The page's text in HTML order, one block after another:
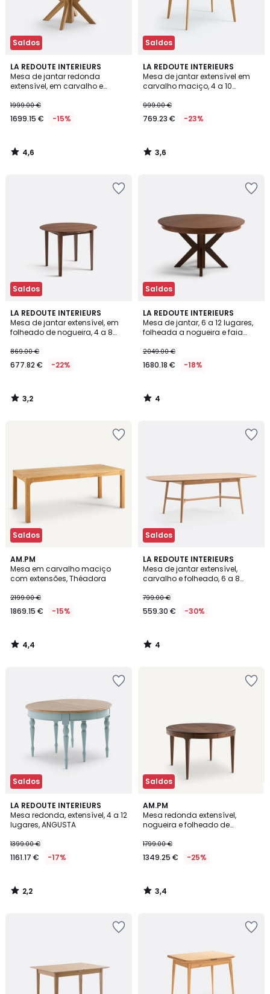
Saldos
LA REDOUTE INTERIEURS
Mesa de jantar redonda
extensível, em carvalho e
GOSLING
1999.00 €
1699.15 € -15%
4,6
/ 5
4,6
/
Saldos
LA REDOUTE INTERIEURS
Mesa de jantar extensível em
carvalho maciço, 4 a 10
999.00 €
769.23 € -23%
3,6
/ 5
3,6
/
Saldos
LA REDOUTE INTERIEURS
Mesa de jantar extensível, em
folheado de nogueira, 4 a 8
869.00 €
677.82 € -22%
3,2
/ 5
3,2
/
Saldos
LA REDOUTE INTERIEURS
Mesa de jantar, 6 a 12 lugares,
folheada a nogueira e faia
2049.00 €
1680.18 € -18%
4
/
5
4
/
Saldos
AM.PM
Mesa em carvalho maciço
com extensões, Théadora
2199.00 €
1869.15 € -15%
4,4
/ 5
4,4
/
Saldos
LA REDOUTE INTERIEURS
Mesa de jantar extensível,
carvalho e folheado, 6 a 8
799.00 €
559.30 € -30%
4
/
5
4
/
Saldos
LA REDOUTE INTERIEURS
Mesa redonda, extensível, 4 a 12
lugares, ANGUSTA
1399.00 €
1161.17 € -17%
2,2
/ 5
2,2
/
Saldos
AM.PM
Mesa redonda extensível,
nogueira e folheado de
1799.00 €
1349.25 € -25%
3,4
/ 5
3,4
/